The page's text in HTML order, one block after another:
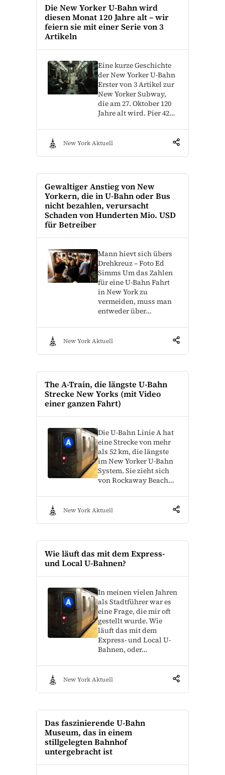
Die New Yorker U-Bahn wird
diesen Monat 120 Jahre alt – wir
feiern sie mit einer Serie von 3
Artikeln
Eine kurze Geschichte
der New Yorker U-Bahn
Erster von 3 Artikel zur
New Yorker Subway,
die am 27. Oktober 120
Jahre alt wird. Pier 42…
New York Aktuell
Gewaltiger Anstieg von New
Yorkern, die in U-Bahn oder Bus
nicht bezahlen, verursacht
Schaden von Hunderten Mio. USD
für Betreiber
Mann hievt sich übers
Drehkreuz – Foto Ed
Simms Um das Zahlen
für eine U-Bahn Fahrt
in New York zu
vermeiden, muss man
entweder über…
New York Aktuell
The A-Train, die längste U-Bahn
Strecke New Yorks (mit Video
einer ganzen Fahrt)
Die U-Bahn Linie A hat
eine Strecke von mehr
als 52 km, die längste
im New Yorker U-Bahn
System. Sie zieht sich
von Rockaway Beach…
New York Aktuell
Wie läuft das mit dem Express-
und Local U-Bahnen?
In meinen vielen Jahren
als Stadtführer war es
eine Frage, die mir oft
gestellt wurde. Wie
läuft das mit dem
Express- und Local U-
Bahnen, oder…
New York Aktuell
Das faszinierende U-Bahn
Museum, das in einem
stillgelegten Bahnhof
untergebracht ist